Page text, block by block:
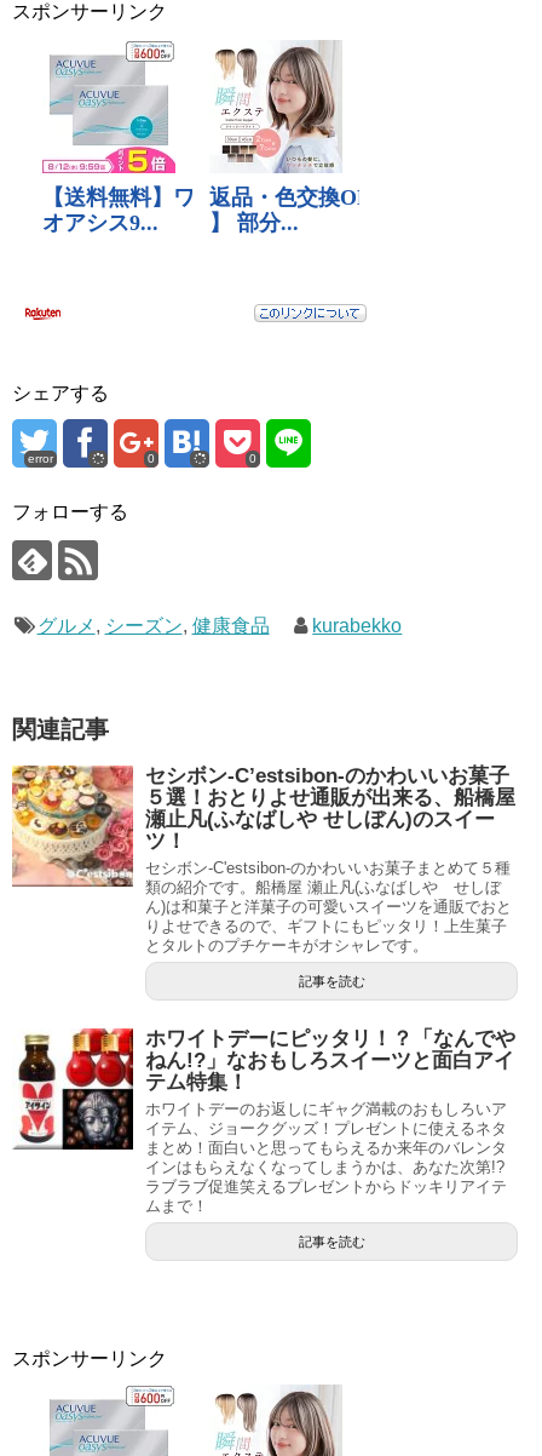
スポンサーリンク
シェアする
error 0 0
フォローする
グルメ , シーズン, 健康食品 kurabekko
関連記事
セシボン-C’estsibon-のかわいいお菓子
５選！おとりよせ通販が出来る、船橋屋
瀬止凡(ふなばしや せしぼん)のスイー
ツ！
セシボン-C'estsibon-のかわいいお菓子まとめて５種
類の紹介です。船橋屋 瀬止凡(ふなばしや せしぼ
ん)は和菓子と洋菓子の可愛いスイーツを通販でおと
りよせできるので、ギフトにもピッタリ！上生菓子
とタルトのプチケーキがオシャレです。
記事を読む
ホワイトデーにピッタリ！？「なんでや
ねん!?」なおもしろスイーツと面白アイ
テム特集！
ホワイトデーのお返しにギャグ満載のおもしろいア
イテム、ジョークグッズ！プレゼントに使えるネタ
まとめ！面白いと思ってもらえるか来年のバレンタ
インはもらえなくなってしまうかは、あなた次第!?
ラブラブ促進笑えるプレゼントからドッキリアイテ
ムまで！
記事を読む
スポンサーリンク